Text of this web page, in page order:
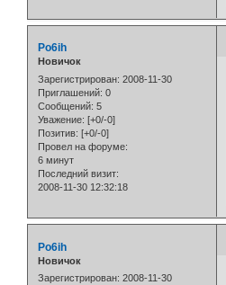
Po6ih
Новичок
Зарегистрирован: 2008-11-30
Приглашений: 0
Сообщений: 5
Уважение: [+0/-0]
Позитив: [+0/-0]
Провел на форуме:
6 минут
Последний визит:
2008-11-30 12:32:18
Po6ih
Новичок
Зарегистрирован: 2008-11-30